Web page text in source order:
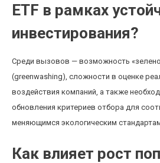
ETF в рамках
инвестирования?
Среди вызовов — возможность
(greenwashing), сложности в оценке
воздействия компаний, а также
обновления критериев отбора для
меняющимся экологическим
Как влияет рост